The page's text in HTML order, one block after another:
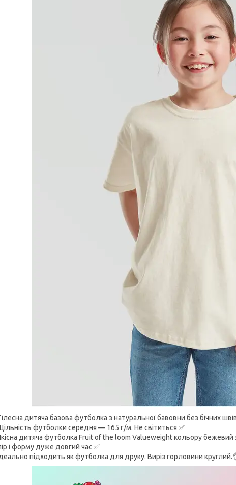
дитяча базова футболка з натуральної бавовни без бічних
футболки середня — 165 г/м. Не світиться ✅
дитяча футболка Fruit of the loom Valueweight кольору бежевий
і форму дуже довгий час ✅
підходить як футболка для друку. Виріз горловини